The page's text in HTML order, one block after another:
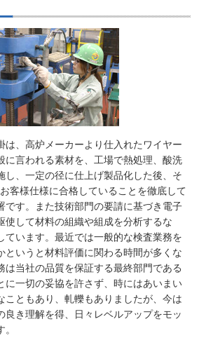
は、高炉メーカーより仕入れたワイヤー
に言われる素材を、工場で熱処理、酸洗
し、一定の径に仕上げ製品化した後、そ
客様仕様に合格していることを徹底して
です。また技術部門の要請に基づき電子
使して材料の組織や組成を分析するな
ています。最近では一般的な検査業務を
というと材料評価に関わる時間が多くな
は当社の品質を保証する最終部門である
に一切の妥協を許さず、時にはあいまい
こともあり、軋轢もありましたが、今は
良き理解を得、日々レベルアップをモッ